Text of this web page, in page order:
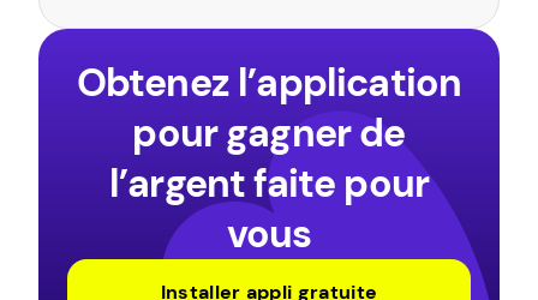
Obtenez l’application
pour gagner de
l’argent faite pour
vous
Installer appli gratuite